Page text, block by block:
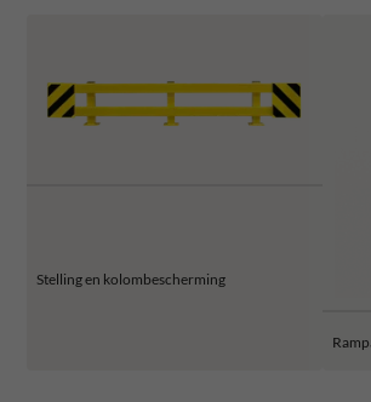
Stelling en kolombescherming